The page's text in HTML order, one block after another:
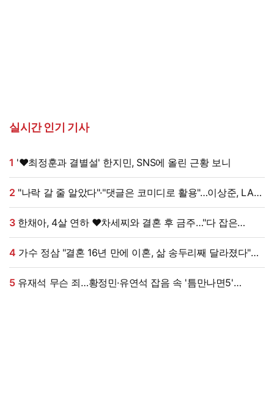
실시간 인기 기사
1 '♥최정훈과 결별설' 한지민, SNS에 올린 근황 보니
2
공연 논란에 댓글 설전까지 [엑's 이슈]
3한채아, 4살 연하 ♥차세찌와 결혼 후 금주…"다 잡은
물고기에 미끼를 왜 던져?" (광예원)
4
고백 (특종세상)
5유재석 무슨 죄…황정민·유연석 잡음 속 '틈만나면5'